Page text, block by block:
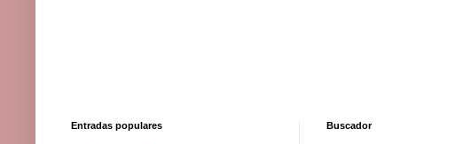
Buscador
Entradas populares